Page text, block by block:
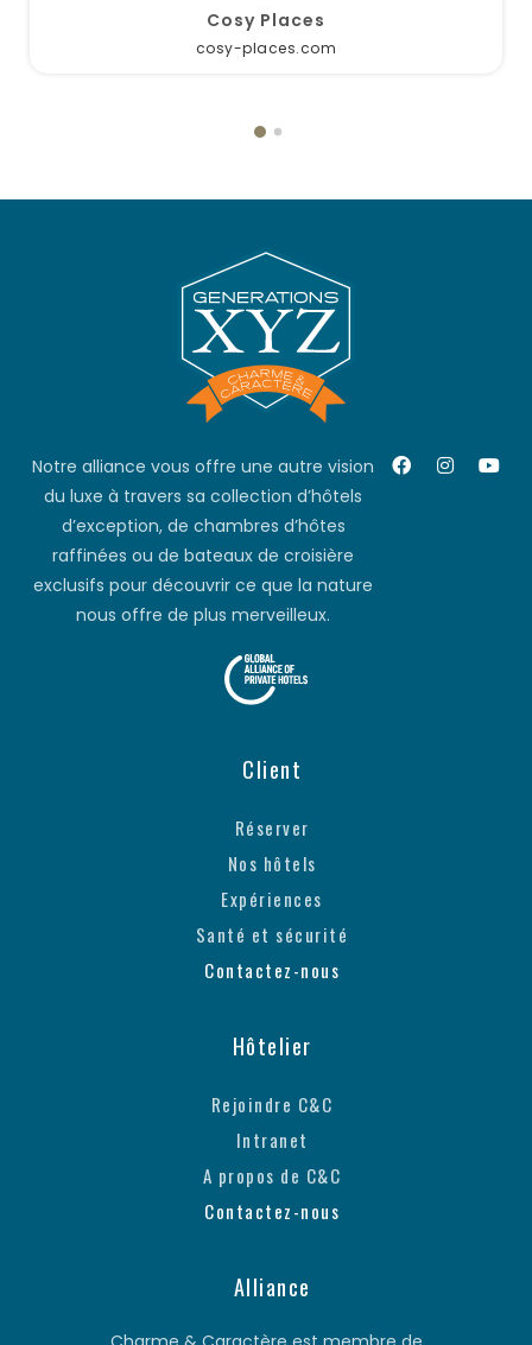
Cosy Places
cosy-places.com
Notre alliance vous offre une autre vision
du luxe à travers sa collection d’hôtels
d’exception, de chambres d’hôtes
raffinées ou de bateaux de croisière
exclusifs pour découvrir ce que la nature
nous offre de plus merveilleux.
Client
Réserver
Nos hôtels
Expériences
Santé et sécurité
Contactez-nous
Hôtelier
Rejoindre C&C
Intranet
A propos de C&C
Contactez-nous
Alliance